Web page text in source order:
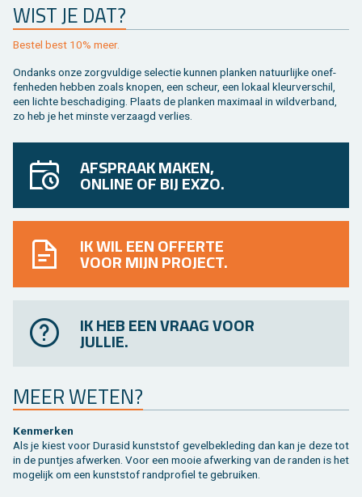
WIST JE DAT?
Be­stel best 10% meer.
On­danks onze zorg­vul­di­ge se­lec­tie kun­nen plan­ken na­tuur­lij­ke on­ef­
fen­he­den heb­ben zoals kno­pen, een scheur, een lo­kaal kleur­ver­schil,
een lich­te be­scha­di­ging. Plaats de plan­ken maxi­maal in wild­ver­band,
zo heb je het min­ste ver­zaagd ver­lies.
AFSPRAAK MAKEN,
ONLINE OF BIJ EXZO.
IK WIL EEN OFFERTE
VOOR MIJN PROJECT.
IK HEB EEN VRAAG VOOR
JULLIE.
MEER WETEN?
Ken­mer­ken
Als je kiest voor Du­ra­s­id kunst­stof ge­vel­be­kle­ding dan kan je deze tot
in de punt­jes af­wer­ken. Voor een mooie af­wer­king van de ran­den is het
mo­ge­lijk om een kunst­stof rand­pro­fiel te ge­brui­ken.